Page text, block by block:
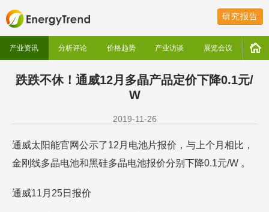
研究报告
产业资讯 分析评论 价格趋势 产业访谈 展览会议
跌跌不休！通威12月多晶产品定价下降0.1元/
W
2019-11-26
通威太阳能官网公示了12月电池片报价，与上个月相比，
金刚线多晶电池和黑硅多晶电池报价分别下降0.1元/W 。
通威11月25日报价